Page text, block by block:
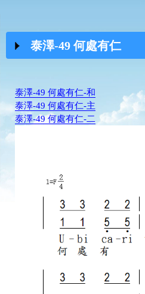
泰澤-49 何處有仁
泰澤-49 何處有仁-和
泰澤-49 何處有仁-主
泰澤-49 何處有仁-二